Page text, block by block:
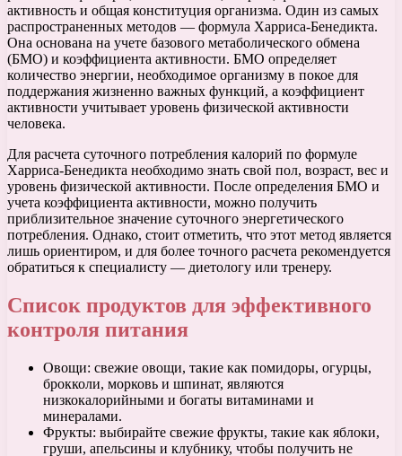
активность и общая конституция организма. Один из самых
распространенных методов — формула Харриса-Бенедикта.
Она основана на учете базового метаболического обмена
(БМО) и коэффициента активности. БМО определяет
количество энергии, необходимое организму в покое для
поддержания жизненно важных функций, а коэффициент
активности учитывает уровень физической активности
человека.
Для расчета суточного потребления калорий по формуле
Харриса-Бенедикта необходимо знать свой пол, возраст, вес и
уровень физической активности. После определения БМО и
учета коэффициента активности, можно получить
приблизительное значение суточного энергетического
потребления. Однако, стоит отметить, что этот метод является
лишь ориентиром, и для более точного расчета рекомендуется
обратиться к специалисту — диетологу или тренеру.
Список продуктов для эффективного
контроля питания
Овощи: свежие овощи, такие как помидоры, огурцы,
брокколи, морковь и шпинат, являются
низкокалорийными и богаты витаминами и
минералами.
Фрукты: выбирайте свежие фрукты, такие как яблоки,
груши, апельсины и клубнику, чтобы получить не